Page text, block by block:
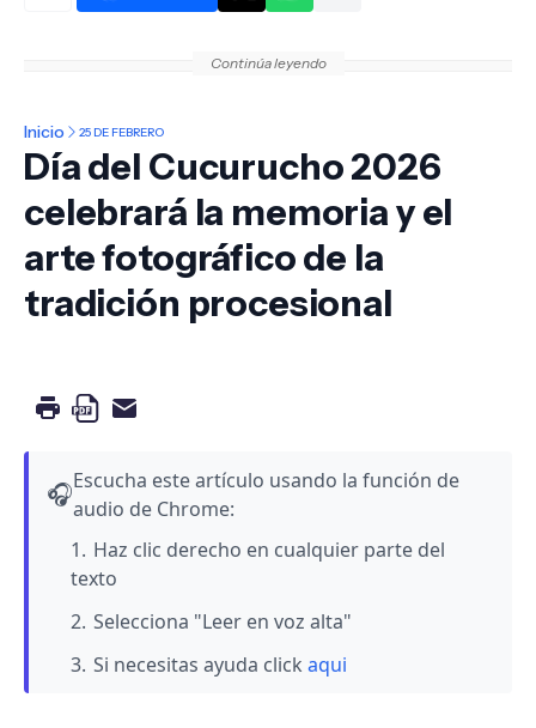
Continúa leyendo
Inicio 25 DE FEBRERO
Día del Cucurucho 2026
celebrará la memoria y el
arte fotográfico de la
tradición procesional
🎧Escucha este artículo usando la función de
audio de Chrome:
Haz clic derecho en cualquier parte del
texto
Selecciona "Leer en voz alta"
Si necesitas ayuda click aqui